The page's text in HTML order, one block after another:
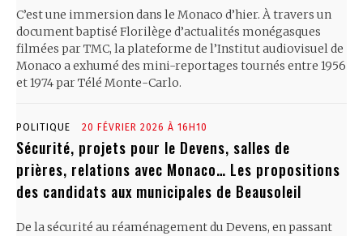
C’est une immersion dans le Monaco d’hier. À travers un
document baptisé Florilège d’actualités monégasques
filmées par TMC, la plateforme de l’Institut audiovisuel de
Monaco a exhumé des mini-reportages tournés entre 1956
et 1974 par Télé Monte-Carlo.
POLITIQUE 20 FÉVRIER 2026 À 16H10
Sécurité, projets pour le Devens, salles de
prières, relations avec Monaco… Les propositions
des candidats aux municipales de Beausoleil
De la sécurité au réaménagement du Devens, en passant